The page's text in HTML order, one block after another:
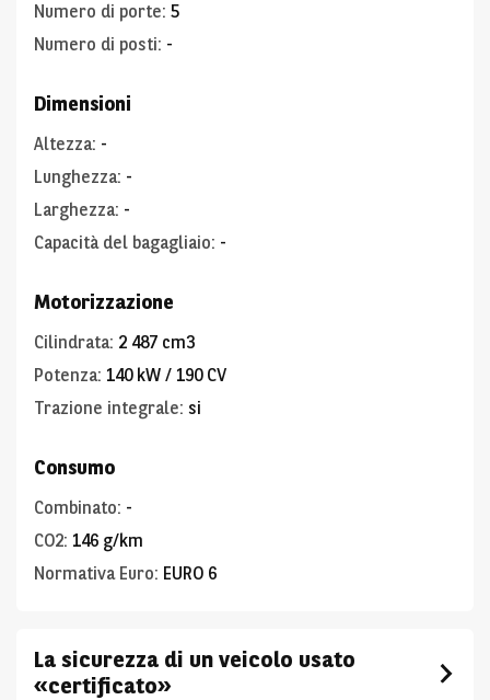
Numero di porte: 5
Numero di posti: -
Dimensioni
Altezza: -
Lunghezza: -
Larghezza: -
Capacità del bagagliaio: -
Motorizzazione
Cilindrata: 2 487 cm3
Potenza: 140 kW / 190 CV
Trazione integrale: si
Consumo
Combinato: -
CO2: 146 g/km
Normativa Euro: EURO 6
La sicurezza di un veicolo usato
«certificato»